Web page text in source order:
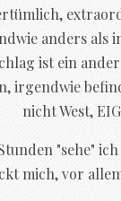
anders als
ist ein
irgendwie
nicht West,
"sehe"
mich, vor